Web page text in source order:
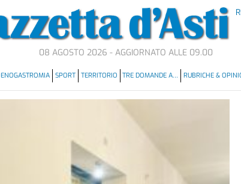
08 AGOSTO 2026 - AGGIORNATO ALLE 09.00
ENOGASTROMIA SPORT TERRITORIO TRE DOMANDE A… RUBRICHE &